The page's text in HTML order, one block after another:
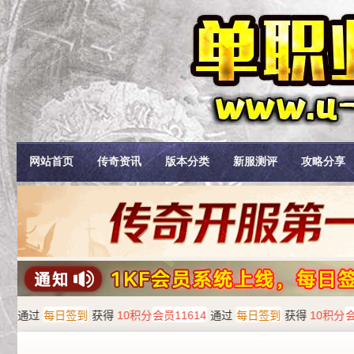
网站首页 传奇资讯 版本分类 新服测评 攻略分享